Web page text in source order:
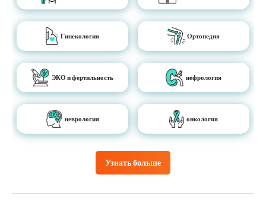
Узнать больше
Гинекология Ортопедия
ЭКО и фертильность нефрология
неврология онкология